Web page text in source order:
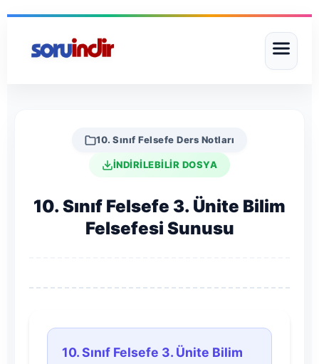
10. Sınıf Felsefe Ders Notları
İNDİRİLEBİLİR DOSYA
10. Sınıf Felsefe 3. Ünite Bilim
Felsefesi Sunusu
10.
10. Sınıf Felsefe 3. Ünite Bilim